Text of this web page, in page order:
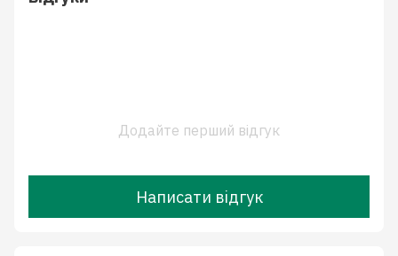
Додайте перший відгук
Написати відгук